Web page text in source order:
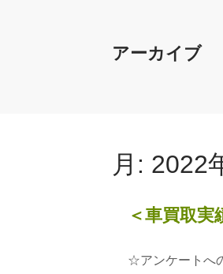
アーカイブ
月: 2022
＜車買取
☆アンケートへ